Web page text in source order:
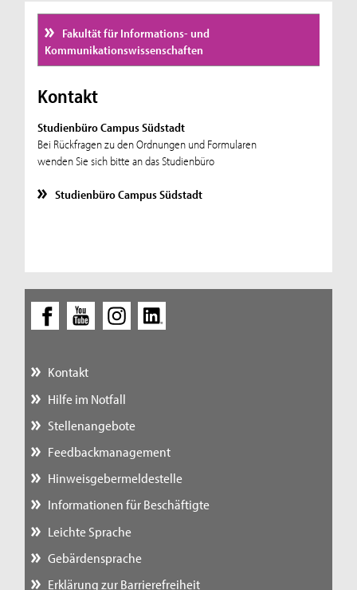
Fakultät für Informations- und
Kommunikationswissenschaften
Kontakt
Studienbüro Campus Südstadt
Bei Rückfragen zu den Ordnungen und Formularen
wenden Sie sich bitte an das Studienbüro
Studienbüro Campus Südstadt
Kontakt
Hilfe im Notfall
Stellenangebote
Feedbackmanagement
Hinweisgebermeldestelle
Informationen für Beschäftigte
Leichte Sprache
Gebärdensprache
Erklärung zur Barrierefreiheit